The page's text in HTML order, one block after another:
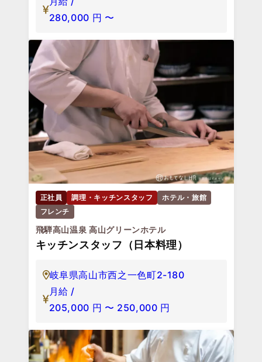
280,000 円 〜
正社員 調理・キッチンスタッフ
ホテル・旅館
フレンチ
飛騨高山温泉 高山グリーンホテル
キッチンスタッフ（日本料理）
岐阜県高山市西之一色町2-180
月給 /
205,000 円 〜 250,000 円